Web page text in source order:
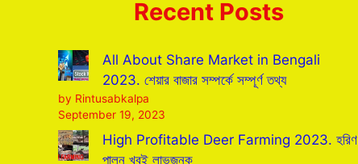
Recent Posts
All About Share Market in Bengali
2023. শেয়ার বাজার সম্পর্কে সম্পূর্ণ তথ্য
by Rintusabkalpa
September 19, 2023
High Profitable Deer Farming 2023. হরিণ
পালন খুবই লাভজনক